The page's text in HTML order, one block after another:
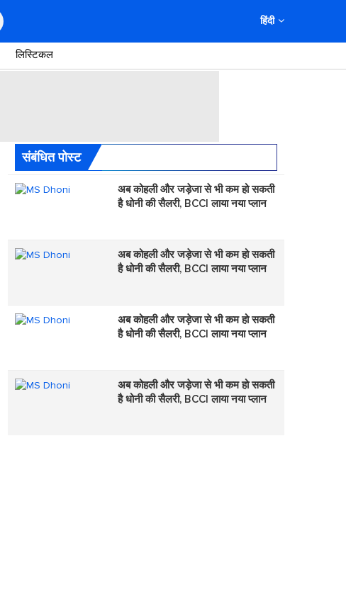
हिंदी
लिस्टिकल
संबंधित पोस्ट
अब कोहली और जड़ेजा से भी कम हो सकती
है धोनी की सैलरी, BCCI लाया नया प्लान
अब कोहली और जड़ेजा से भी कम हो सकती
है धोनी की सैलरी, BCCI लाया नया प्लान
अब कोहली और जड़ेजा से भी कम हो सकती
है धोनी की सैलरी, BCCI लाया नया प्लान
अब कोहली और जड़ेजा से भी कम हो सकती
है धोनी की सैलरी, BCCI लाया नया प्लान